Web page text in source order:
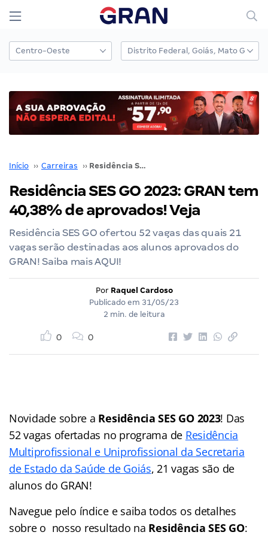
Início ›› Carreiras ›› Residência SES GO 2023: GRAN tem 40,38% de aprovados! Veja
Residência SES GO 2023: GRAN tem
40,38% de aprovados! Veja
Residência SES GO ofertou 52 vagas das quais 21
vagas serão destinadas aos alunos aprovados do
GRAN! Saiba mais AQUI!
Por Raquel Cardoso
Publicado em 31/05/23
2 min. de leitura
0 0
Novidade sobre a Residência SES GO 2023! Das
52 vagas ofertadas no programa de Residência
Multiprofissional e Uniprofissional da Secretaria
de Estado da Saúde de Goiás, 21 vagas são de
alunos do GRAN!
Navegue pelo índicee saiba todos os detalhes
sobre o nosso resultado na Residência SES GO: